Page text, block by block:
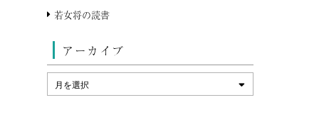
若女将の読書
アーカイブ